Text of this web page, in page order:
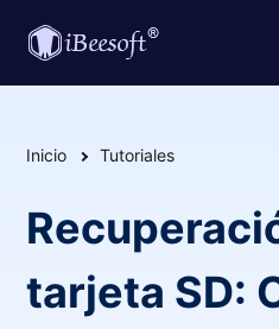
Inicio Tutoriales
tarjeta SD: